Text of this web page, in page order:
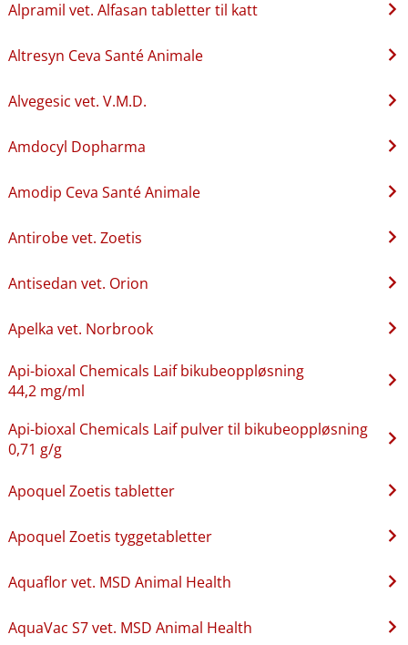
Alpramil vet. Alfasan tabletter til katt
Altresyn Ceva Santé Animale
Alvegesic vet. V.M.D.
Amdocyl Dopharma
Amodip Ceva Santé Animale
Antirobe vet. Zoetis
Antisedan vet. Orion
Apelka vet. Norbrook
Api-bioxal Chemicals Laif bikubeoppløsning
44,2 mg/ml
Api-bioxal Chemicals Laif pulver til bikubeoppløsning
0,71 g/g
Apoquel Zoetis tabletter
Apoquel Zoetis tyggetabletter
Aquaflor vet. MSD Animal Health
AquaVac S7 vet. MSD Animal Health